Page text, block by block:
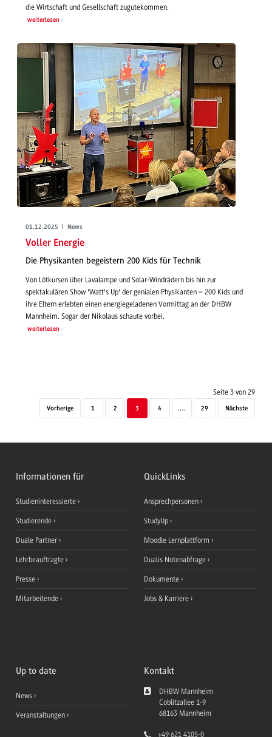
die Wirtschaft und Gesellschaft zugutekommen.
weiterlesen
01.12.2025 | News
Voller Energie
Die Physikanten begeistern 200 Kids für Technik
Von Lötkursen über Lavalampe und Solar-Windrädern bis hin zur
spektakulären Show 'Watt's Up' der genialen Physikanten – 200 Kids und
ihre Eltern erlebten einen energiegeladenen Vormittag an der DHBW
Mannheim. Sogar der Nikolaus schaute vorbei.
weiterlesen
Seite 3 von 29
Vorherige 1 2 3 4 .... 29 Nächste
Informationen für
Studieninteressierte
Studierende
Duale Partner
Lehrbeauftragte
Presse
Mitarbeitende
QuickLinks
Ansprechpersonen
StudyUp
Moodle Lernplattform
Dualis Notenabfrage
Dokumente
Jobs & Karriere
Up to date
News
Veranstaltungen
Kontakt
DHBW Mannheim
Coblitzallee 1-9
68163 Mannheim
+49 621 4105-0